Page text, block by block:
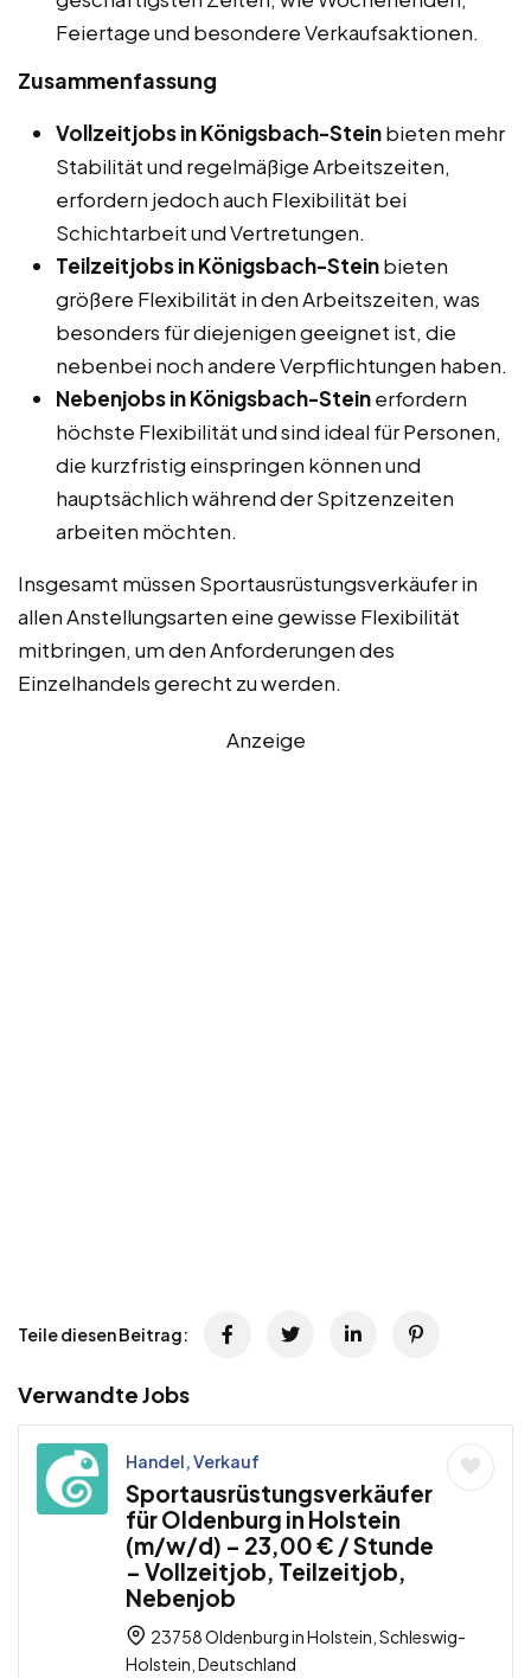
Feiertage und besondere Verkaufsaktionen.
Zusammenfassung
Vollzeitjobs in Königsbach-Steinbieten mehr
Stabilität und regelmäßige Arbeitszeiten,
erfordern jedoch auch Flexibilität bei
Schichtarbeit und Vertretungen.
Teilzeitjobs in Königsbach-Steinbieten
größere Flexibilität in den Arbeitszeiten, was
besonders für diejenigen geeignet ist, die
nebenbei noch andere Verpflichtungen haben.
Nebenjobs in Königsbach-Steinerfordern
höchste Flexibilität und sind ideal für Personen,
die kurzfristig einspringen können und
hauptsächlich während der Spitzenzeiten
arbeiten möchten.
Insgesamt müssen Sportausrüstungsverkäufer in
allen Anstellungsarten eine gewisse Flexibilität
mitbringen, um den Anforderungen des
Einzelhandels gerecht zu werden.
Anzeige
Teile diesen Beitrag:
Verwandte Jobs
Handel, Verkauf
Sportausrüstungsverkäufer
für Oldenburg in Holstein
(m/w/d) – 23,00 € / Stunde
– Vollzeitjob, Teilzeitjob,
Nebenjob
23758 Oldenburg in Holstein, Schleswig-
Holstein, Deutschland